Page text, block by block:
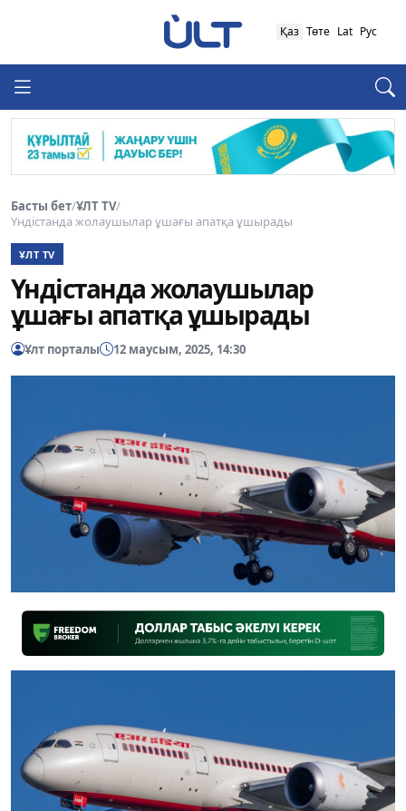
Қаз Төте Lat Рус
Басты бет/ҰЛТ TV/
Үндістанда жолаушылар ұшағы апатқа ұшырады
ҰЛТ TV
Үндістанда жолаушылар
ұшағы апатқа ұшырады
Ұлт порталы 12 маусым, 2025, 14:30